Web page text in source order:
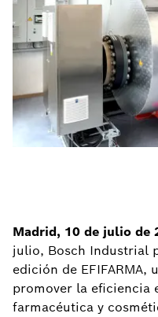
Madrid, 10 de julio de
julio, Bosch Industrial
edición de EFIFARMA,
promover la eficiencia
farmacéutica y